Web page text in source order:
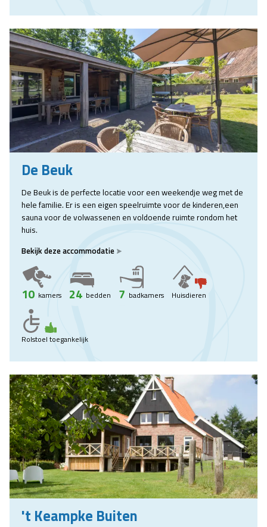
De Beuk
De Beuk is de perfecte locatie voor een weekendje weg met de
hele familie. Er is een eigen speelruimte voor de kinderen,een
sauna voor de volwassenen en voldoende ruimte rondom het
huis.
Bekijk deze accommodatie
10 kamers 24 bedden 7 badkamers Huisdieren
Rolstoel toegankelijk
't Keampke Buiten